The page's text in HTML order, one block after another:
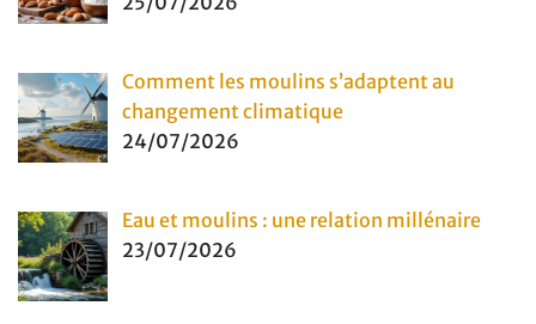
Comment les moulins s’adaptent au
changement climatique
24/07/2026
Eau et moulins : une relation millénaire
23/07/2026